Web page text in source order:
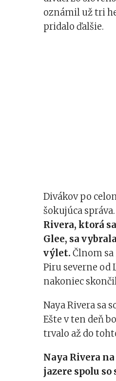
oznámil už tri
pridalo ďalšie.
Divákov po
šokujúca správa.
Rivera, ktorá
Glee, sa
výlet. Člnom
Piru severne od
nakoniec
Naya Rivera sa
Ešte v ten deň
trvalo až do
Naya Rivera
jazere spolu so